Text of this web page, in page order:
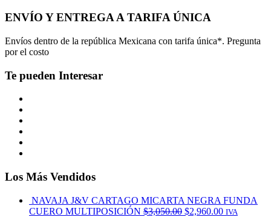
ENVÍO Y ENTREGA A TARIFA ÚNICA
Envíos dentro de la república Mexicana con tarifa única*. Pregunta
por el costo
Te pueden Interesar
Los Más Vendidos
NAVAJA J&V CARTAGO MICARTA NEGRA FUNDA
CUERO MULTIPOSICIÓN $3,050.00 $2,960.00 IVA